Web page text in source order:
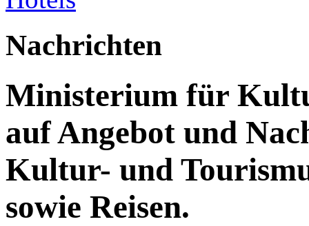
Nachrichten
Ministerium für
auf Angebot und
Kultur- und
sowie Reisen.